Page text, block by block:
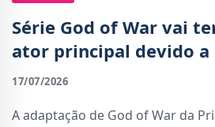
Série God of War vai
ator principal devido a
17/07/2026
A adaptação de God of War da